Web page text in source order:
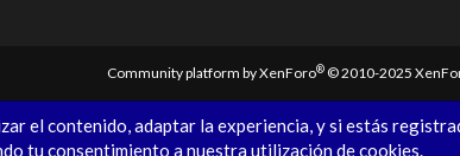
Community platform by XenForo® © 2010-2025
el contenido, adaptar la experiencia, y si estás
tu consentimiento a nuestra utilización de cookies.